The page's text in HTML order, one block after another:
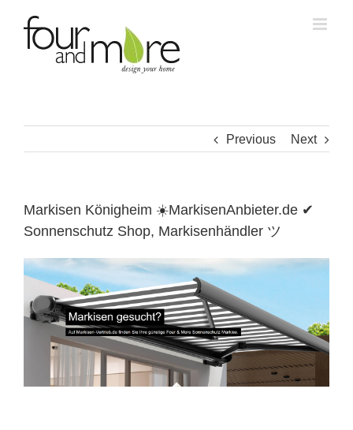
content
Previous Next
Markisen Königheim ☀️MarkisenAnbieter.de ✔
Sonnenschutz Shop, Markisenhändler ツ